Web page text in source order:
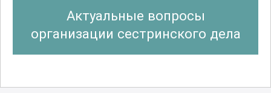
Актуальные вопросы
организации сестринского дела